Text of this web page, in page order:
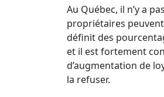
Au Québec, il n’y a
propriétaires
définit des
et il est fortement
d’augmentation de
la refuser.